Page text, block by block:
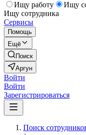
Ищу работу
Ищу
Ищу сотрудника
Сервисы
Помощь
Ещё
Поиск
Аргун
Войти
Войти
Зарегистрироваться
Поиск